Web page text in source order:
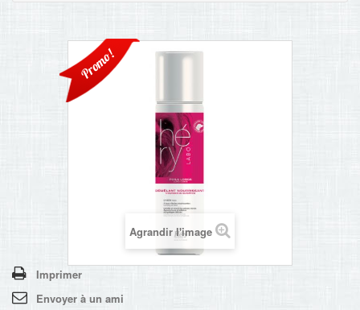
Promo!
Agrandir l'image
Imprimer
Envoyer à un ami